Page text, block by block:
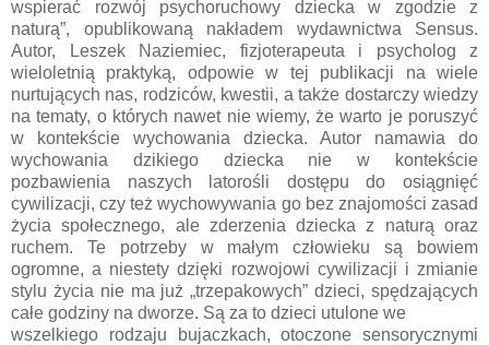
wspierać rozwój psychoruchowy dziecka w zgodzie z
naturą”, opublikowaną nakładem wydawnictwa Sensus.
Autor, Leszek Naziemiec, fizjoterapeuta i psycholog z
wieloletnią praktyką, odpowie w tej publikacji na wiele
nurtujących nas, rodziców, kwestii, a także dostarczy wiedzy
na tematy, o których nawet nie wiemy, że warto je poruszyć
w kontekście wychowania dziecka. Autor namawia do
wychowania dzikiego dziecka nie w kontekście
pozbawienia naszych latorośli dostępu do osiągnięć
cywilizacji, czy też wychowywania go bez znajomości zasad
życia społecznego, ale zderzenia dziecka z naturą oraz
ruchem. Te potrzeby w małym człowieku są bowiem
ogromne, a niestety dzięki rozwojowi cywilizacji i zmianie
stylu życia nie ma już „trzepakowych” dzieci, spędzających
całe godziny na dworze. Są za to dzieci utulone we
wszelkiego rodzaju bujaczkach, otoczone sensorycznymi